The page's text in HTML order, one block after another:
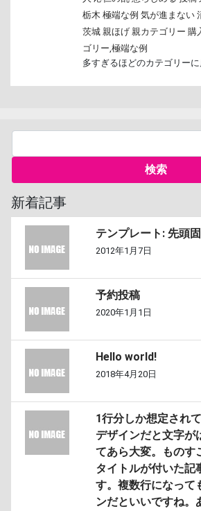
栃木 極端な例 気が進まない
茨城 親ほげ 親カテゴリー 購
ゴリー,極端な例
多すぎるほどのカテゴリーに
新着記事
テンプレート: 先頭
2012年1月7日
予約投稿
2020年1月1日
Hello world!
2018年4月20日
1行分しか想定され
デザインだと文字が
てあら大変。ものす
タイトルが付いた記
す。複数行になって
ンだといいですね。